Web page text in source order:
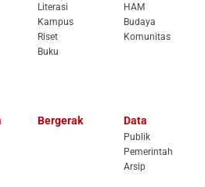
Literasi
Kampus
Riset
Buku
HAM
Budaya
Komunitas
Bergerak Data
Publik
Pemerintah
Arsip